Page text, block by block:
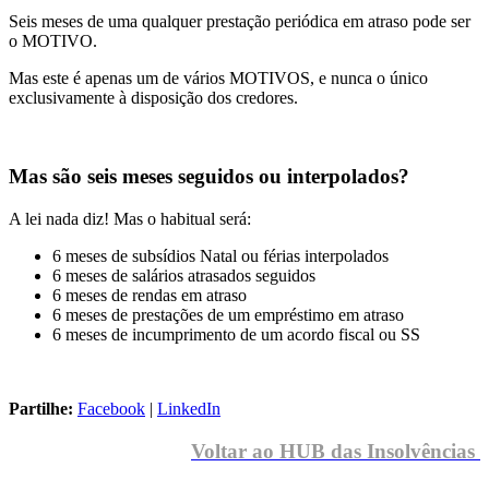
Seis meses de uma qualquer prestação periódica em atraso pode ser
o MOTIVO.
Mas este é apenas um de vários MOTIVOS, e nunca o único
exclusivamente à disposição dos credores.
Mas são seis meses seguidos ou interpolados?
A lei nada diz! Mas o habitual será:
6 meses de subsídios Natal ou férias interpolados
6 meses de salários atrasados seguidos
6 meses de rendas em atraso
6 meses de prestações de um empréstimo em atraso
6 meses de incumprimento de um acordo fiscal ou SS
Partilhe: Facebook | LinkedIn
Voltar ao HUB das Insolvências